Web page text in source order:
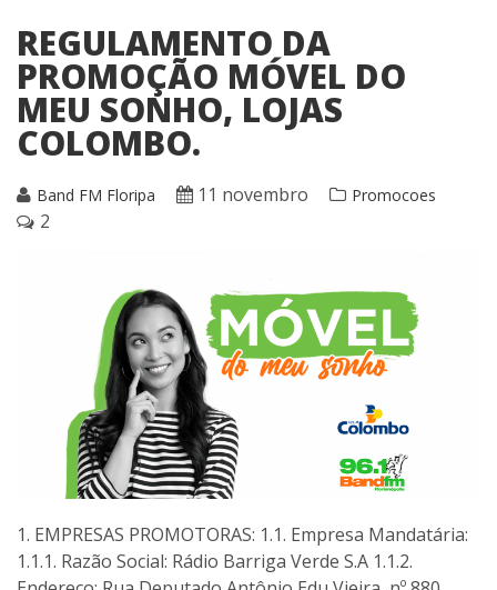
REGULAMENTO DA
PROMOÇÃO MÓVEL DO
MEU SONHO, LOJAS
COLOMBO.
Band FM Floripa 11 novembro Promocoes
2
1. EMPRESAS PROMOTORAS: 1.1. Empresa Mandatária:
1.1.1. Razão Social: Rádio Barriga Verde S.A 1.1.2.